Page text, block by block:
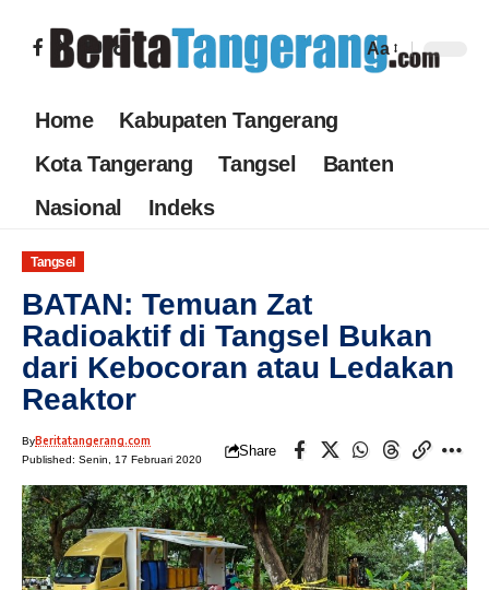
Aa
Home
Kabupaten Tangerang
Kota Tangerang
Tangsel
Banten
Nasional
Indeks
Tangsel
BATAN: Temuan Zat
Radioaktif di Tangsel Bukan
dari Kebocoran atau Ledakan
Reaktor
ByBeritatangerang.com
Published: Senin, 17 Februari 2020
Share